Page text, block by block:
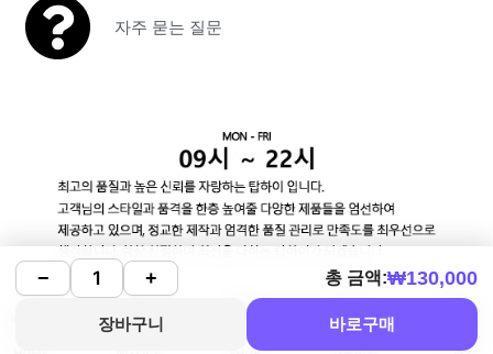
자주 묻는 질문
− + 총 금액:₩130,000
장바구니 바로구매